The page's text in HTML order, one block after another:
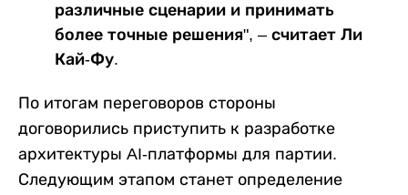
различные сценарии и принимать
более точные решения", – считает Ли
Кай-Фу.
По итогам переговоров стороны
договорились приступить к разработке
архитектуры AI-платформы для партии.
Следующим этапом станет определение